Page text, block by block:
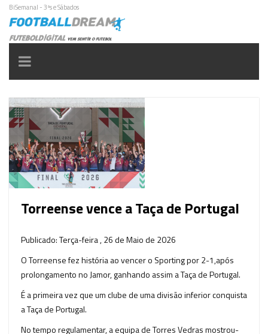
BiSemanal - 3ªs e Sábados
Toggle
navigation
Torreense vence a Taça de Portugal
Publicado: Terça-feira , 26 de Maio de 2026
O Torreense fez história ao vencer o Sporting por 2-1,após
prolongamento no Jamor, ganhando assim a Taça de Portugal.
É a primeira vez que um clube de uma divisão inferior conquista
a Taça de Portugal.
No tempo regulamentar, a equipa de Torres Vedras mostrou-